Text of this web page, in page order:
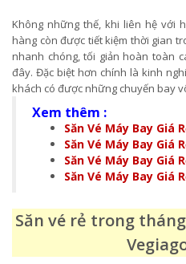
Không những thế, khi liên hệ với
hàng còn được tiết kiệm thời gian
nhanh chóng, tối giản hoàn toàn
đây. Đặc biệt hơn chính là kinh
khách có được những chuyến bay
Xem thêm :
Săn Vé Máy Bay Giá
Săn Vé Máy Bay Giá
Săn Vé Máy Bay Giá
Săn Vé Máy Bay Giá
Săn vé rẻ trong